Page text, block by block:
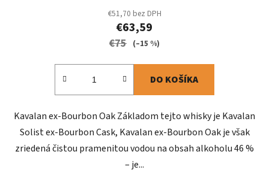
€51,70 bez DPH
€63,59
€75 (–15 %)
DO KOŠÍKA
Kavalan ex-Bourbon Oak Základom tejto whisky je Kavalan
Solist ex-Bourbon Cask, Kavalan ex-Bourbon Oak je však
zriedená čistou pramenitou vodou na obsah alkoholu 46 %
– je...